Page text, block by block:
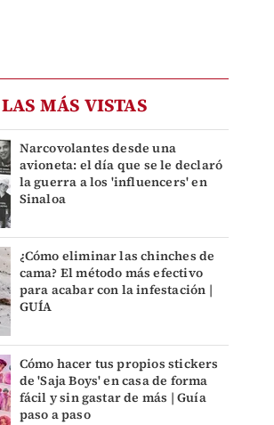
LAS MÁS VISTAS
Narcovolantes desde una
avioneta: el día que se le declaró
la guerra a los 'influencers' en
Sinaloa
¿Cómo eliminar las chinches de
cama? El método más efectivo
para acabar con la infestación |
GUÍA
Cómo hacer tus propios stickers
de 'Saja Boys' en casa de forma
fácil y sin gastar de más | Guía
paso a paso